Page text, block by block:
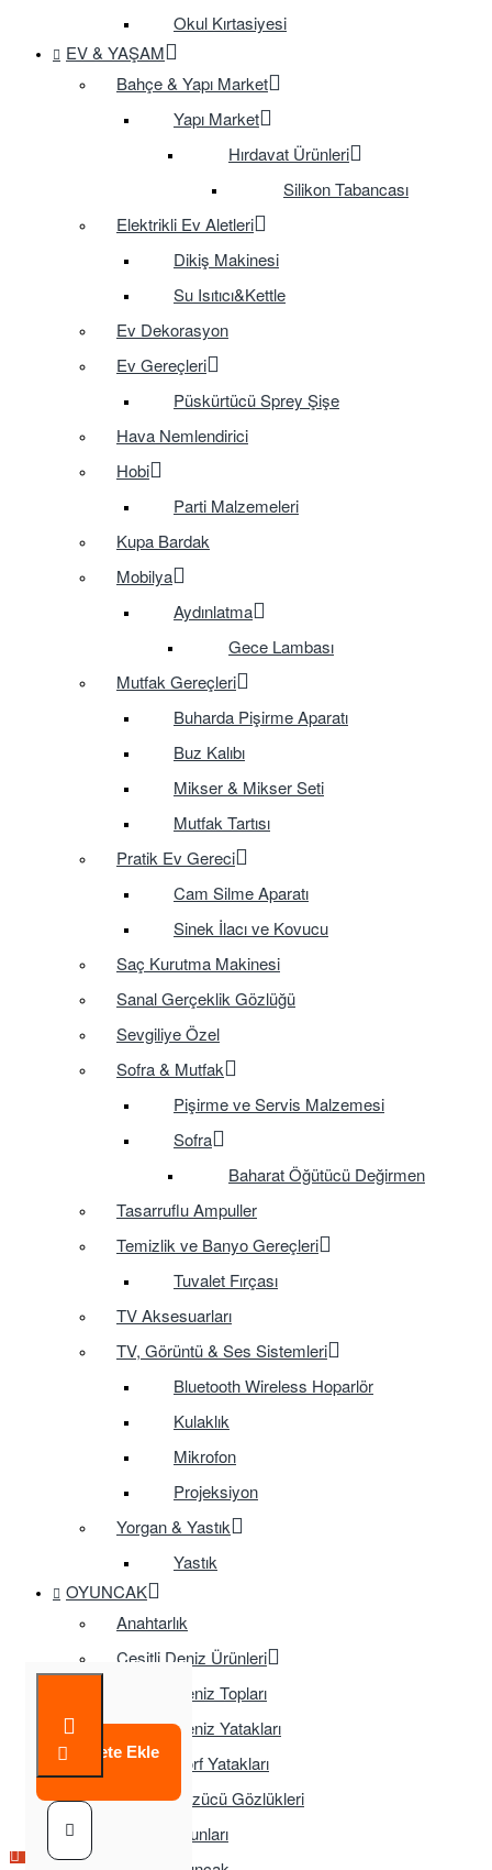
Okul Kırtasiyesi
EV & YAŞAM
Bahçe & Yapı Market
Yapı Market
Hırdavat Ürünleri
Silikon Tabancası
Elektrikli Ev Aletleri
Dikiş Makinesi
Su Isıtıcı&Kettle
Ev Dekorasyon
Ev Gereçleri
Püskürtücü Sprey Şişe
Hava Nemlendirici
Hobi
Parti Malzemeleri
Kupa Bardak
Mobilya
Aydınlatma
Gece Lambası
Mutfak Gereçleri
Buharda Pişirme Aparatı
Buz Kalıbı
Mikser & Mikser Seti
Mutfak Tartısı
Pratik Ev Gereci
Cam Silme Aparatı
Sinek İlacı ve Kovucu
Saç Kurutma Makinesi
Sanal Gerçeklik Gözlüğü
Sevgiliye Özel
Sofra & Mutfak
Pişirme ve Servis Malzemesi
Sofra
Baharat Öğütücü Değirmen
Tasarruflu Ampuller
Temizlik ve Banyo Gereçleri
Tuvalet Fırçası
TV Aksesuarları
TV, Görüntü & Ses Sistemleri
Bluetooth Wireless Hoparlör
Kulaklık
Mikrofon
Projeksiyon
Yorgan & Yastık
Yastık
OYUNCAK
Anahtarlık
Çeşitli Deniz Ürünleri
Deniz Topları
Deniz Yatakları
Sörf Yatakları
Yüzücü Gözlükleri
Çocuk Oyunları
Sepete Ekle
Çok Satılan Ürün
Çok Satılan Ürün